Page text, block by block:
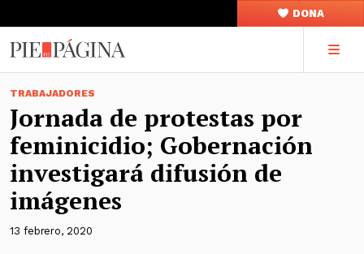
DONA
TRABAJADORES
Jornada de protestas por
feminicidio; Gobernación
investigará difusión de
imágenes
13 febrero, 2020